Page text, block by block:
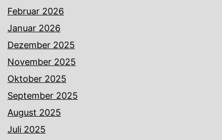
Februar 2026
Januar 2026
Dezember 2025
November 2025
Oktober 2025
September 2025
August 2025
Juli 2025